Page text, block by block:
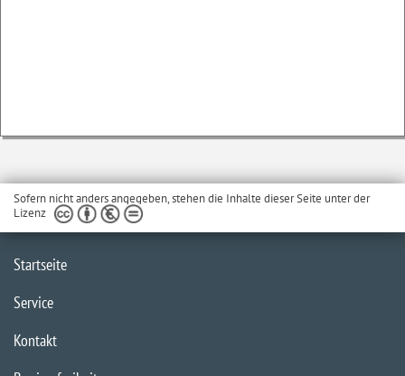
Sofern nicht anders angegeben, stehen die Inhalte dieser Seite unter der
Lizenz
Startseite
Service
Kontakt